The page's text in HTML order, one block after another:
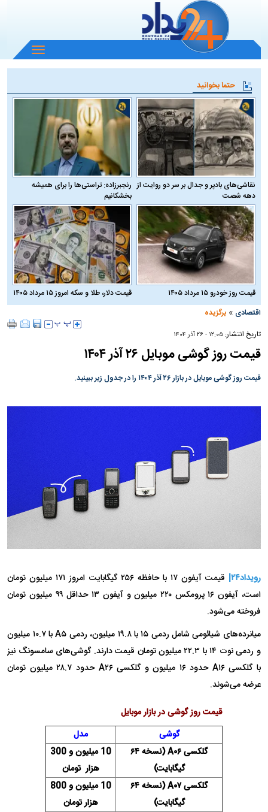
باز
و
منو
حتما بخوانید
نقاشی‌های بادپر و جدال بر سر دو روایت از
دهه شصت
رنجبرزاده: تراستی‌ها را برای همیشه
بخشکانیم
قیمت روز خودرو ۱۵ مرداد ۱۴۰۵
قیمت دلار، طلا و سکه امروز ۱۵ مرداد ۱۴۰۵
اقتصادی »برگزیده
تاریخ انتشار:۱۲:۰۵ - ۲۶ آذر ۱۴۰۴
قیمت روز گوشی موبایل ۲۶ آذر ۱۴۰۴
قیمت روز گوشی موبایل در بازار ۲۶ آذر ۱۴۰۴ را در جدول زیر ببینید.
رویداد۲۴|
قیمت آیفون ۱۷ با حافظه ۲۵۶ گیگابایت امروز ۱۷۱ میلیون تومان
است، آیفون ۱۶ پرومکس ۲۲۰ میلیون و آیفون ۱۳ حداقل ۹۹ میلیون تومان
فروخته می‌شود.
میانرده‌های شیائومی شامل ردمی ۱۵ با ۱۹.۸ میلیون، ردمی A۵ با ۱۰.۷ میلیون
و ردمی نوت ۱۴ با ۲۲.۳ میلیون تومان قیمت دارند. گوشی‌های سامسونگ نیز
با گلکسی A۱۶ حدود ۱۶ میلیون و گلکسی A۲۶ حدود ۲۸.۷ میلیون تومان
عرضه می‌شوند.
قیمت روز گوشی در بازار موبایل
گوشی
مدل
گلکسی A۰۶ (نسخه ۶۴
گیگابایت)
10 میلیون و 300
هزار تومان
گلکسی A۰۷ (نسخه ۶۴
گیگابایت)
10 میلیون و 800
هزار تومان